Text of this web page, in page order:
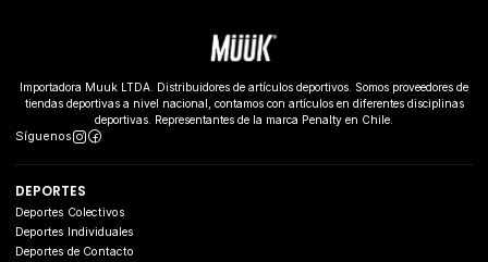
Importadora Muuk LTDA. Distribuidores de artículos deportivos. Somos proveedores de
tiendas deportivas a nivel nacional, contamos con artículos en diferentes disciplinas
deportivas. Representantes de la marca Penalty en Chile.
Síguenos
DEPORTES
Deportes Colectivos
Deportes Individuales
Deportes de Contacto